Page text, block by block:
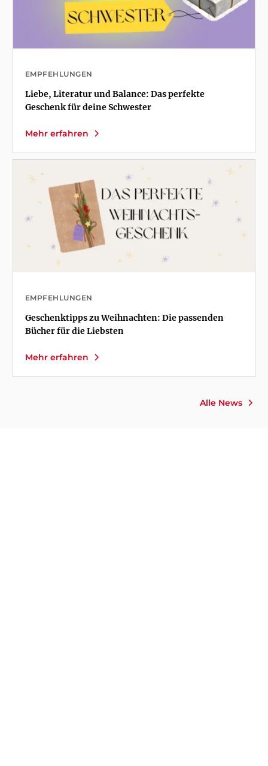
Alle News
EMPFEHLUNGEN
Liebe, Literatur und Balance: Das perfekte
Geschenk für deine Schwester
Mehr erfahren
EMPFEHLUNGEN
Geschenktipps zu Weihnachten: Die passenden
Bücher für die Liebsten
Mehr erfahren